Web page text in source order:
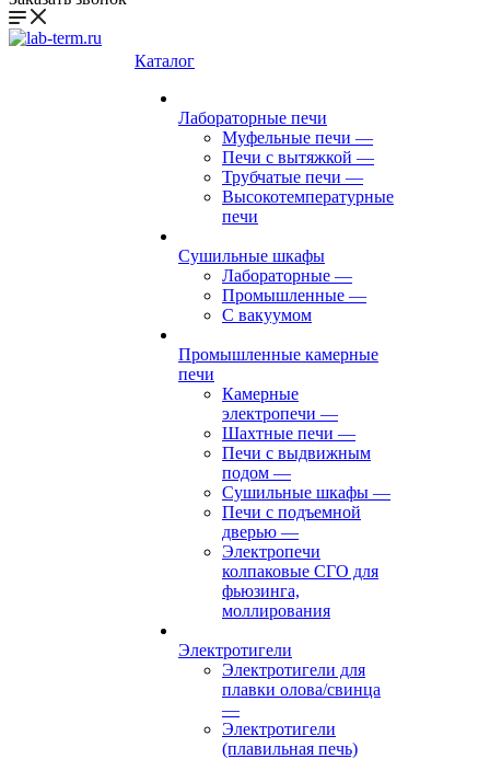
Каталог
Лабораторные печи
Муфельные печи —
Печи с вытяжкой —
Трубчатые печи —
Высокотемпературные
печи
Сушильные шкафы
Лабораторные —
Промышленные —
С вакуумом
Промышленные камерные
печи
Камерные
электропечи —
Шахтные печи —
Печи с выдвижным
подом —
Сушильные шкафы —
Печи с подъемной
дверью —
Электропечи
колпаковые СГО для
фьюзинга,
моллирования
Электротигели
Электротигели для
плавки олова/свинца
—
Электротигели
(плавильная печь)